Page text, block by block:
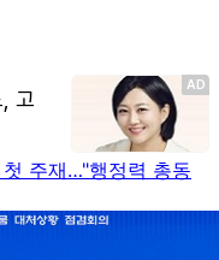
주재…"행정력 총동